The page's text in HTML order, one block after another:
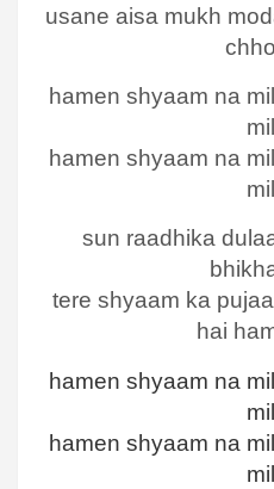
usane aisa mukh
hamen shyaam na
hamen shyaam na
sun raadhika
tere shyaam ka
hai
hamen shyaam na
hamen shyaam na